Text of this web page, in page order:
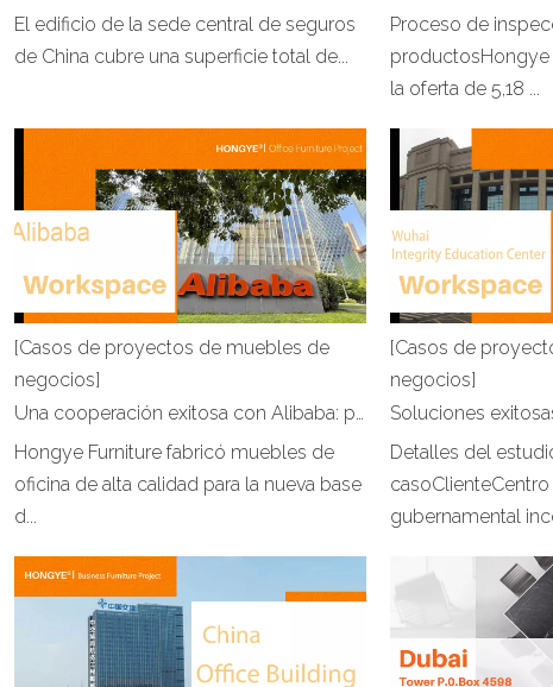
El edificio de la sede central de seguros
de China cubre una superficie total de...
Proceso de
la oferta de 5,18 ...
[Casos de proyectos de muebles de
negocios]
Una cooperación exitosa con Alibaba: proporcionamos una solución de mobiliario de oficina a la base DaHongqiao de Alibaba
Hongye Furniture fabricó muebles de
oficina de alta calidad para la nueva base
d...
[Casos de
negocios]
Detalles del
gubernamental